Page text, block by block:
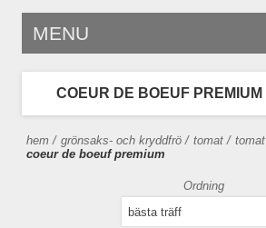
MENU
COEUR DE BOEUF PREMIUM
hem / grönsaks- och kryddfrö / tomat /
coeur de boeuf premium
Ordning